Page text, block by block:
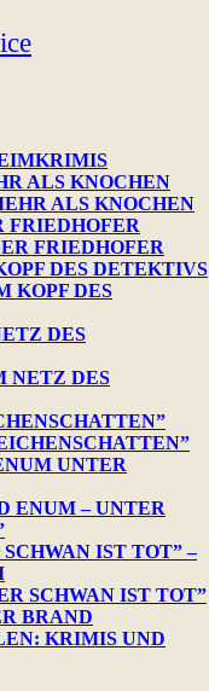
ALS KNOCHEN
ALS KNOCHEN
FRIEDHOFER
FRIEDHOFER
DES DETEKTIVS
KOPF DES
DES
NETZ DES
UNTER
ENUM – UNTER
IST TOT” –
SCHWAN IST TOT”
BRAND
KRIMIS UND